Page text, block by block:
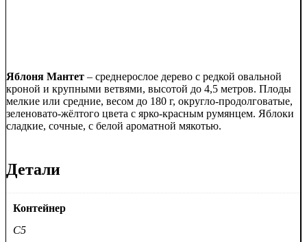
Яблоня Мантет – среднерослое дерево с редкой овальной
кроной и крупными ветвями, высотой до 4,5 метров. Плоды
мелкие или средние, весом до 180 г, округло-продолговатые,
зеленовато-жёлтого цвета с ярко-красным румянцем. Яблоки
сладкие, сочные, с белой ароматной мякотью.
Детали
Контейнер
C5